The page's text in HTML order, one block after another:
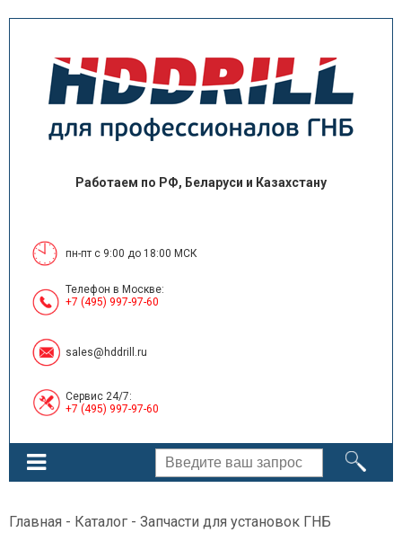
Работаем по РФ, Беларуси и Казахстану
пн-пт с 9:00 до 18:00 МСК
Телефон в Москве:
+7 (495) 997-97-60
sales@hddrill.ru
Сервис 24/7:
+7 (495) 997-97-60
Главная - Каталог - Запчасти для установок ГНБ